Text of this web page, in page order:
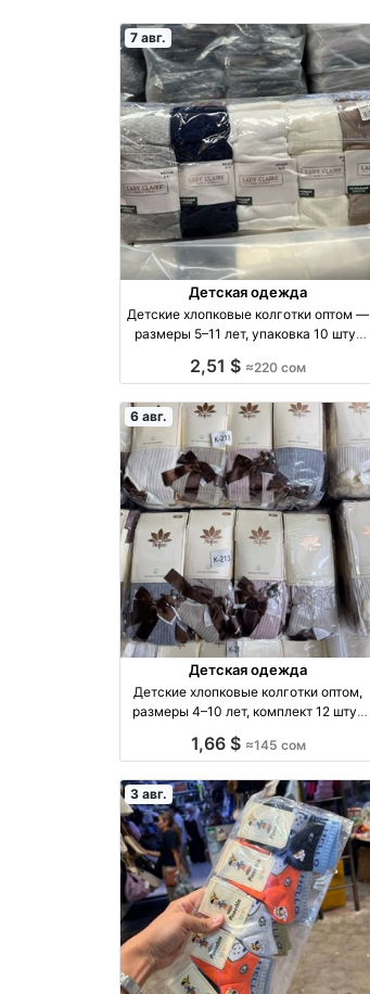
7 авг.
Детская одежда
Детские хлопковые колготки оптом —
размеры 5–11 лет, упаковка 10 штук
2,51 $ ≈220 сом
6 авг.
Детская одежда
Детские хлопковые колготки оптом,
размеры 4–10 лет, комплект 12 штук
1,66 $ ≈145 сом
3 авг.